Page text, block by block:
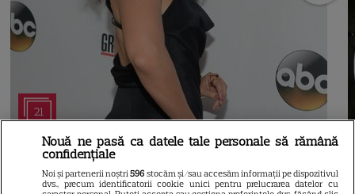
21
SERIALE AMERICANE
Nouă ne pasă ca datele tale personale să rămână
confidențiale
Noi și partenerii noștri596 stocăm și/sau accesăm informații pe dispozitivul
dvs., precum identificatorii cookie unici pentru prelucrarea datelor cu